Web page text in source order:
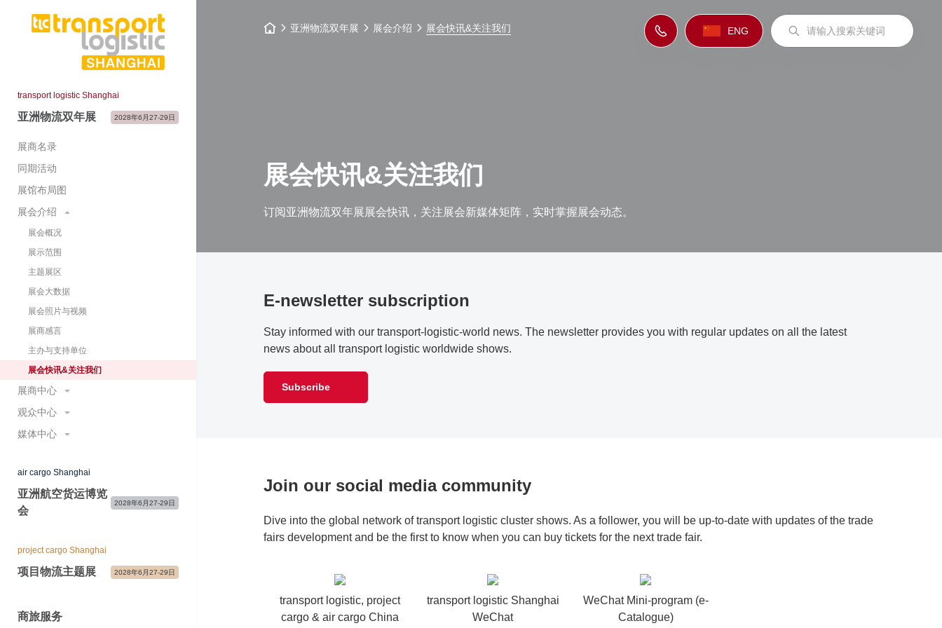
transport logistic Shanghai
亚洲物流双年展 2028年6月27-29日
展商名录
同期活动
展馆布局图
展会介绍
展会概况
展示范围
主题展区
展会大数据
展会照片与视频
展商感言
主办与支持单位
展会快讯&关注我们
展商中心
预定展位
为何参展
重要日程及时间节点
展商宣传及服务
参展咨询&常见问题
观众中心
参观登记&门票
开放时间
国际展团
展会宣传物料
媒体中心
合作媒体
现场新闻中心&媒体服务
展会照片与视频
air cargo Shanghai
亚洲航空货运博览
会
2028年6月27-29日
project cargo Shanghai
项目物流主题展 2028年6月27-29日
商旅服务
ENG
亚洲物流双年展 展会介绍 展会快讯&关注我们
展会快讯&关注我们
订阅亚洲物流双年展展会快讯，关注展会新媒体矩阵，实时掌握展会动态。
E-newsletter subscription
Stay informed with our transport-logistic-world news. The newsletter provides you with regular updates on all the latest
news about all transport logistic worldwide shows.
Subscribe
Join our social media community
Dive into the global network of transport logistic cluster shows. As a follower, you will be up-to-date with updates of the trade
fairs development and be the first to know when you can buy tickets for the next trade fair.
transport logistic, project
cargo & air cargo China
transport logistic Shanghai
WeChat
WeChat Mini-program (e-
Catalogue)